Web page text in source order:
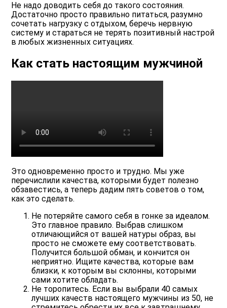
Не надо доводить себя до такого состояния.
Достаточно просто правильно питаться, разумно
сочетать нагрузку с отдыхом, беречь нервную
систему и стараться не терять позитивный настрой
в любых жизненных ситуациях.
Как стать настоящим мужчиной
Это одновременно просто и трудно. Мы уже
перечислили качества, которыми будет полезно
обзавестись, а теперь дадим пять советов о том,
как это сделать.
Не потеряйте самого себя в гонке за идеалом.
Это главное правило. Выбрав слишком
отличающийся от вашей натуры образ, вы
просто не сможете ему соответствовать.
Получится большой обман, и кончится он
неприятно. Ищите качества, которые вам
близки, к которым вы склонны, которыми
сами хотите обладать.
Не торопитесь. Если вы выбрали 40 самых
лучших качеств настоящего мужчины из 50, не